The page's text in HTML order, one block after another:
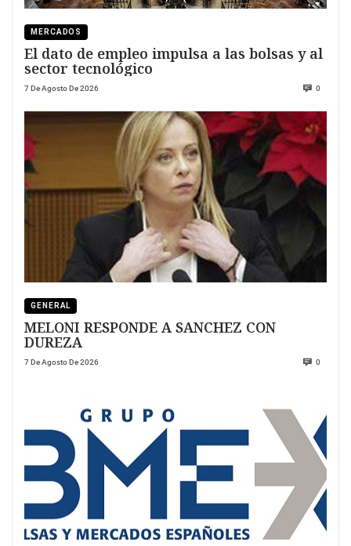
MERCADOS
El dato de empleo impulsa a las bolsas y al
sector tecnológico
7 De Agosto De 2026 0
GENERAL
MELONI RESPONDE A SANCHEZ CON
DUREZA
7 De Agosto De 2026 0